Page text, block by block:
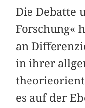
Die Debatte
Forschung«
an
in ihrer
es auf der